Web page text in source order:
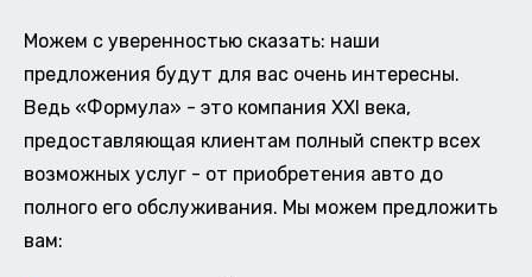
Можем с уверенностью сказать: наши
предложения будут для вас очень интересны.
Ведь «Формула» - это компания XXI века,
предоставляющая клиентам полный спектр всех
возможных услуг - от приобретения авто до
полного его обслуживания. Мы можем предложить
вам: